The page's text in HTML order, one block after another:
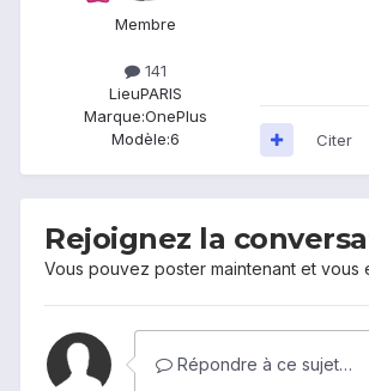
Membre
141
LieuPARIS
Marque:OnePlus
Modèle:6 Citer
Rejoignez la
Vous pouvez poster maintenant et vous
Répondre à ce sujet…